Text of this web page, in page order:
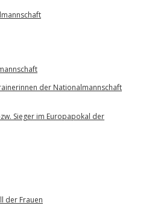
der Nationalmannschaft
Sieger im Europapokal der
der Frauen